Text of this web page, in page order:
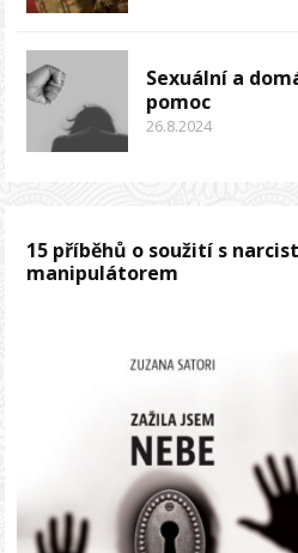
Sexuální a
pomoc
26.8.2024
15 příběhů o soužití s
manipulátorem